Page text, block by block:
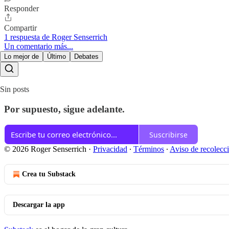
Responder
Compartir
1 respuesta de Roger Senserrich
Un comentario más...
Lo mejor de Último Debates
Sin posts
Por supuesto, sigue adelante.
Suscribirse
© 2026 Roger Senserrich · Privacidad ∙ Términos ∙ Aviso de
Crea tu Substack
Descargar la app